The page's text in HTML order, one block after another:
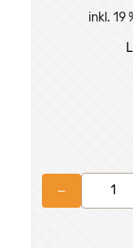
inkl. 19
–